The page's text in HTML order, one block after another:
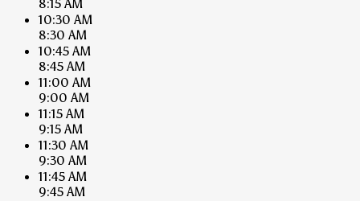
8:15 AM
10:30 AM
8:30 AM
10:45 AM
8:45 AM
11:00 AM
9:00 AM
11:15 AM
9:15 AM
11:30 AM
9:30 AM
11:45 AM
9:45 AM